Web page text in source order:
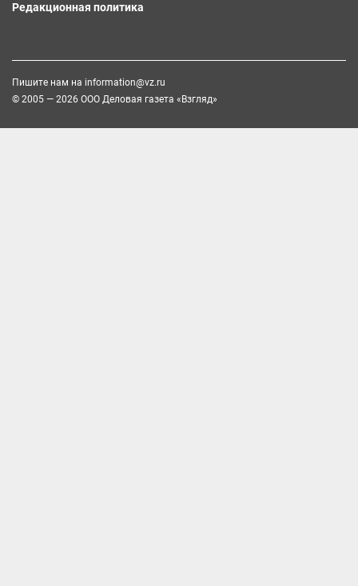
Редакционная политика
Пишите нам на information@vz.ru
© 2005 — 2026 ООО Деловая газета «Взгляд»